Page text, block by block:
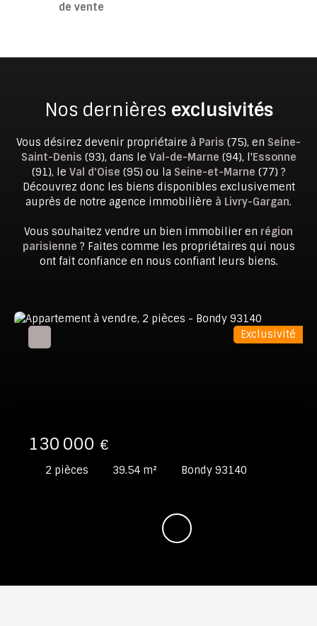
de vente
Nos dernières exclusivités
Vous désirez devenir propriétaire à Paris (75), en Seine-
Saint-Denis (93), dans le Val-de-Marne (94), l'Essonne
(91), le Val d'Oise (95) ou la Seine-et-Marne (77) ?
Découvrez donc les biens disponibles exclusivement
auprès de notre agence immobilière à Livry-Gargan.
Vous souhaitez vendre un bien immobilier en région
parisienne ? Faites comme les propriétaires qui nous
ont fait confiance en nous confiant leurs biens.
130 000 €
2 pièces 39.54 m² Bondy 93140
Exclusivité